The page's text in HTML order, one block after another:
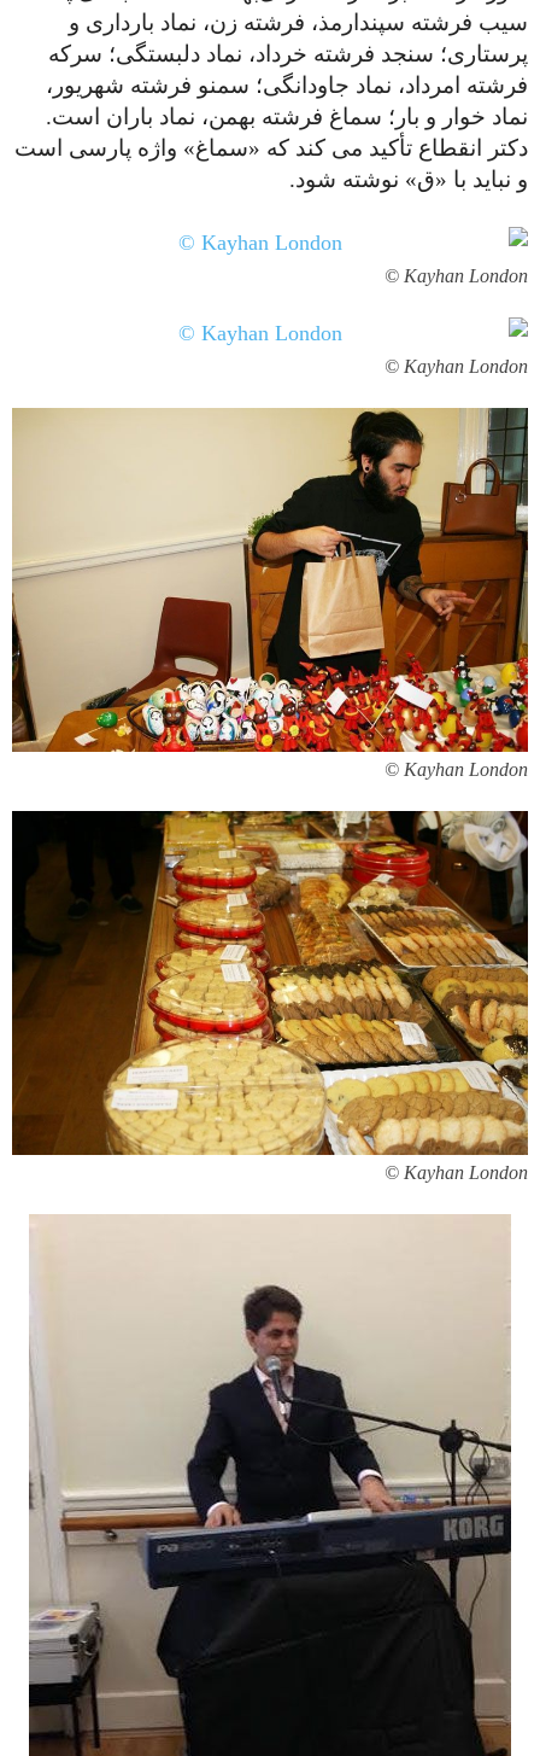
سیب فرشته سپندارمذ، فرشته زن، نماد بارداری و
پرستاری؛ سنجد فرشته خرداد، نماد دلبستگی؛ سرکه
فرشته امرداد، نماد جاودانگی؛ سمنو فرشته شهریور،
نماد خوار و بار؛ سماغ فرشته بهمن، نماد باران است.
دکتر انقطاع تأکید می کند که «سماغ» واژه پارسی است
و نباید با «ق» نوشته شود.
Kayhan London ©
Kayhan London ©
Kayhan London ©
Kayhan London ©